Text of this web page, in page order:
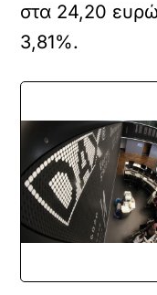
στα 24,20
3,81%.